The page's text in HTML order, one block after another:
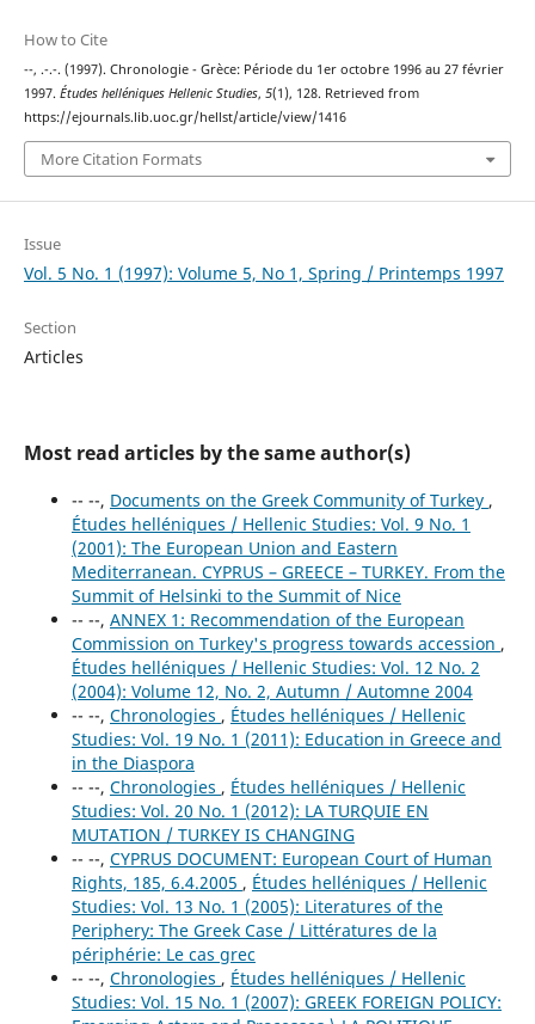
How to Cite
--, .-.-. (1997). Chronologie - Grèce: Période du 1er octobre 1996 au 27 février
1997. Études helléniques Hellenic Studies, 5(1), 128. Retrieved from
https://ejournals.lib.uoc.gr/hellst/article/view/1416
More Citation Formats
Issue
Vol. 5 No. 1 (1997): Volume 5, No 1, Spring / Printemps 1997
Section
Articles
Most read articles by the same author(s)
-- --, Documents on the Greek Community of Turkey ,
Études helléniques / Hellenic Studies: Vol. 9 No. 1
(2001): The European Union and Eastern
Mediterranean. CYPRUS – GREECE – TURKEY. From the
Summit of Helsinki to the Summit of Nice
-- --, ANNEX 1: Recommendation of the European
Commission on Turkey's progress towards accession ,
Études helléniques / Hellenic Studies: Vol. 12 No. 2
(2004): Volume 12, No. 2, Autumn / Automne 2004
-- --, Chronologies , Études helléniques / Hellenic
Studies: Vol. 19 No. 1 (2011): Education in Greece and
in the Diaspora
-- --, Chronologies , Études helléniques / Hellenic
Studies: Vol. 20 No. 1 (2012): LA TURQUIE EN
MUTATION / TURKEY IS CHANGING
-- --, CYPRUS DOCUMENT: European Court of Human
Rights, 185, 6.4.2005 , Études helléniques / Hellenic
Studies: Vol. 13 No. 1 (2005): Literatures of the
Periphery: The Greek Case / Littératures de la
périphérie: Le cas grec
-- --, Chronologies , Études helléniques / Hellenic
Studies: Vol. 15 No. 1 (2007): GREEK FOREIGN POLICY: